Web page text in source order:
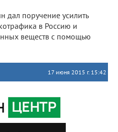
дал поручение усилить
в Россию и
веществ с помощью
17 июня 2015 г. 15:42